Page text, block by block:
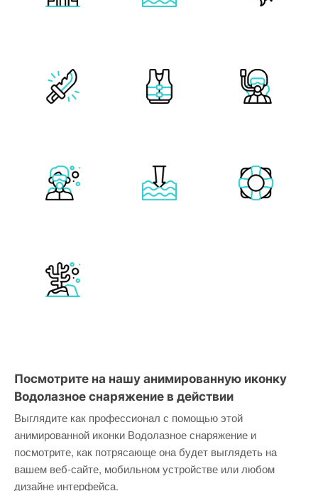
Посмотрите на нашу анимированную иконку
Водолазное снаряжение в действии
Выглядите как профессионал с помощью этой
анимированной иконки Водолазное снаряжение и
посмотрите, как потрясающе она будет выглядеть на
вашем веб-сайте, мобильном устройстве или любом
дизайне интерфейса.